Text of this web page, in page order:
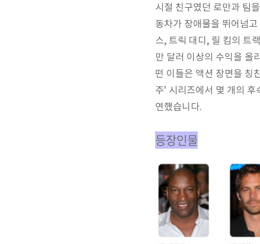
시절 친구였던 로만과 팀
동차가 장애물을 뛰어넘
스, 트릭 대디, 릴 킴의 트
만 달러 이상의 수익을 올
떤 이들은 액션 장면을 칭
주' 시리즈에서 몇 개의
연했습니다.
등장인물